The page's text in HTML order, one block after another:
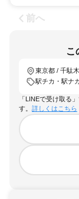
前へ
こ
東京都 / 千駄
駅チカ・駅ナ
「LINEで受け取る
す。 詳しくはこちら